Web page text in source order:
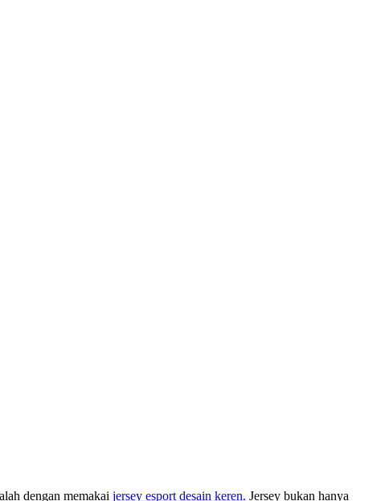
dengan memakai jersey esport desain keren. Jersey bukan hanya